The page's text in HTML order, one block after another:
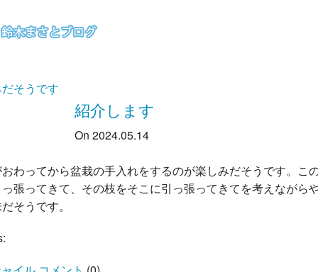
そうです
紹介します
On 2024.05.14
わってから盆栽の手入れをするのが楽しみだそうです。こ
張ってきて、その枝をそこに引っ張ってきてを考えながら
そうです。